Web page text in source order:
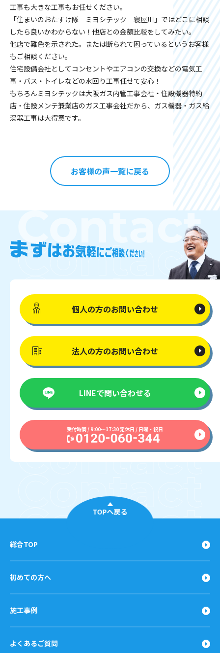
工事も大きな工事もお任せください。
「住まいのおたすけ隊 ミヨシテック 寝屋川」ではどこに相談
したら良いかわからない！他店との金額比較をしてみたい。
他店で難色を示された。または断られて困っているというお客様
もご相談ください。
住宅設備会社としてコンセントやエアコンの交換などの電気工
事・バス・トイレなどの水回り工事任せて安心！
もちろんミヨシテックは大阪ガス内管工事会社・住設機器特約
店・住設メンテ兼業店のガス工事会社だから、ガス機器・ガス給
湯器工事は大得意です。
お客様の声一覧に戻る
個人の方のお問い合わせ
法人の方のお問い合わせ
LINEで問い合わせる
受付時間 / 9:00〜17:30 定休日 / 日曜・祝日
TOPへ戻る
総合TOP
初めての方へ
施工事例
よくあるご質問